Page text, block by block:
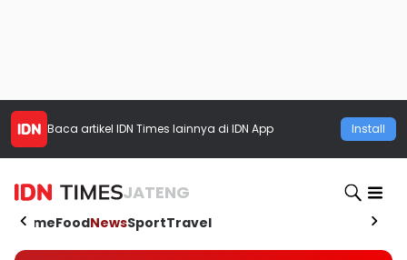
Baca artikel IDN Times lainnya di IDN App Install
JATENG
HomeFoodNewsSportTravel